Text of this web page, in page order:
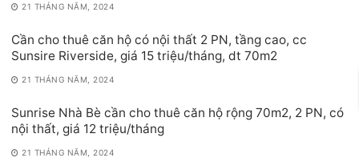
21 THÁNG NĂM, 2024
Cần cho thuê căn hộ có nội thất 2 PN, tầng cao, cc
Sunsire Riverside, giá 15 triệu/tháng, dt 70m2
21 THÁNG NĂM, 2024
Sunrise Nhà Bè cần cho thuê căn hộ rộng 70m2, 2 PN, có
nội thất, giá 12 triệu/tháng
21 THÁNG NĂM, 2024